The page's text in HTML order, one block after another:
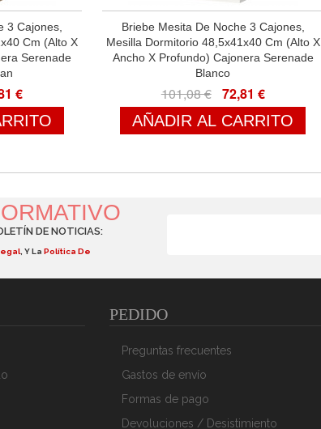
3 Cajones,
Cm (Alto X
Serenade
€
Briebe Mesita De Noche 3 Cajones,
Mesilla Dormitorio 48,5x41x40 Cm (Alto X
Ancho X Profundo) Cajonera Serenade
Blanco
101,08 € 72,81 €
AÑADIR AL CARRITO
DE NOTICIAS:
, Y La Política De
PEDIDO
Preguntas frecuentes
Gastos de envío
Formas de pago
Devoluciones / Desistimiento